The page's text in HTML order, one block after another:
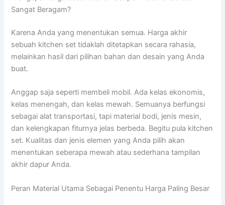
Sangat Beragam?
Karena Anda yang menentukan semua. Harga akhir
sebuah kitchen set tidaklah ditetapkan secara rahasia,
melainkan hasil dari pilihan bahan dan desain yang Anda
buat.
Anggap saja seperti membeli mobil. Ada kelas ekonomis,
kelas menengah, dan kelas mewah. Semuanya berfungsi
sebagai alat transportasi, tapi material bodi, jenis mesin,
dan kelengkapan fiturnya jelas berbeda. Begitu pula kitchen
set. Kualitas dan jenis elemen yang Anda pilih akan
menentukan seberapa mewah atau sederhana tampilan
akhir dapur Anda.
Peran Material Utama Sebagai Penentu Harga Paling Besar